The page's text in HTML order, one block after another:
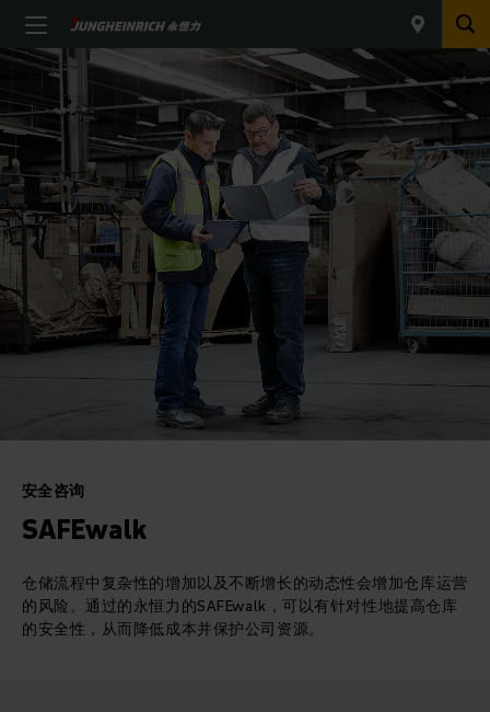
安全咨询
SAFEwalk
仓储流程中复杂性的增加以及不断增长的动态性会增加仓库运营
的风险。通过的永恒力的SAFEwalk，可以有针对性地提高仓库
的安全性，从而降低成本并保护公司资源。